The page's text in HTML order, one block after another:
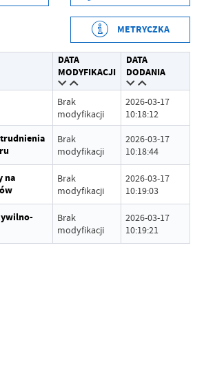
2026-03-17 10:17:13
Grzegorz Łękowski
2026-03-17 10:17:29
Grzegorz Łękowski
Brak modyfikacji
-
METRYCZKA
DATA
MODYFIKACJI
DATA
DODANIA
Brak
modyfikacji
2026-03-17
10:18:12
Brak
modyfikacji
2026-03-17
10:18:44
na
Brak
modyfikacji
2026-03-17
10:19:03
Brak
modyfikacji
2026-03-17
10:19:21